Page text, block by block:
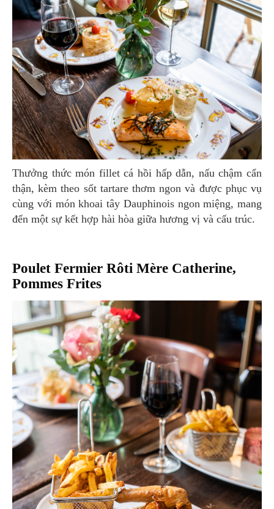
Thưởng thức món fillet cá hồi hấp dẫn, nấu chậm cẩn
thận, kèm theo sốt tartare thơm ngon và được phục vụ
cùng với món khoai tây Dauphinois ngon miệng, mang
đến một sự kết hợp hài hòa giữa hương vị và cấu trúc.
Poulet Fermier Rôti Mère Catherine,
Pommes Frites